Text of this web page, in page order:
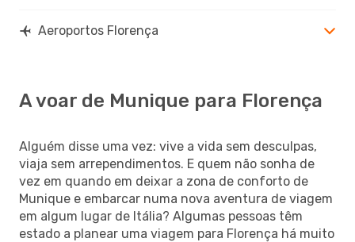
Aeroportos Florença
A voar de Munique para Florença
Alguém disse uma vez: vive a vida sem desculpas,
viaja sem arrependimentos. E quem não sonha de
vez em quando em deixar a zona de conforto de
Munique e embarcar numa nova aventura de viagem
em algum lugar de Itália? Algumas pessoas têm
estado a planear uma viagem para Florença há muito